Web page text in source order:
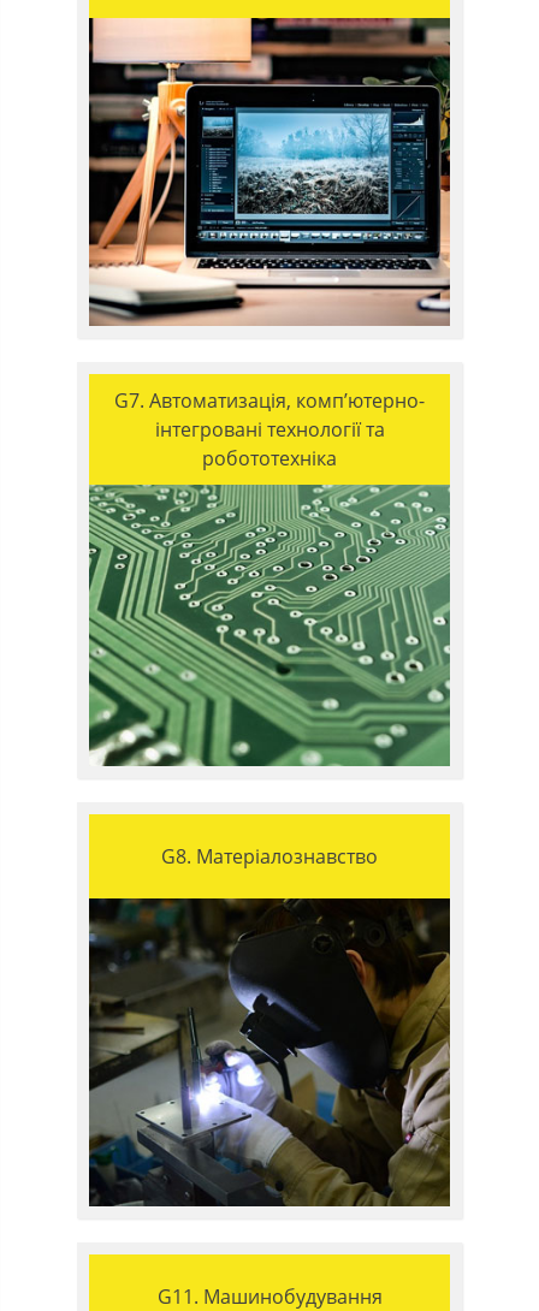
G7. Автоматизація, комп’ютерно-
інтегровані технології та
робототехніка
G8. Матеріалознавство
G11. Машинобудування